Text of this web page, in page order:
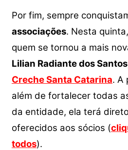
Por fim, sempre
associações. Nesta quinta,
quem se tornou a mais
Lilian Radiante dos Santos
Creche Santa Catarina. A
além de fortalecer todas
da entidade, ela terá
oferecidos aos sócios (
todos).